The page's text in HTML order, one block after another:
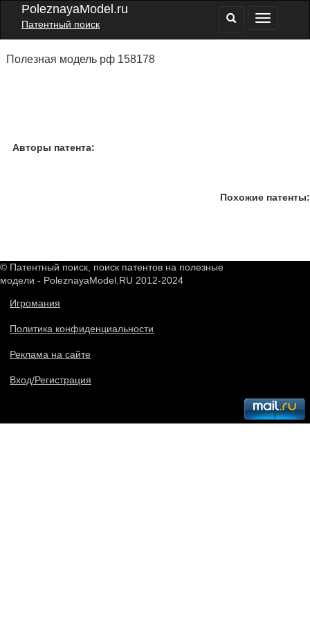
PoleznayaModel.ru
Патентный поиск
Полезная модель рф 158178
Авторы патента:
Похожие патенты:
© Патентный поиск, поиск патентов на полезные
модели - PoleznayaModel.RU 2012-2024
Игромания
Политика конфиденциальности
Реклама на сайте
Вход/Регистрация